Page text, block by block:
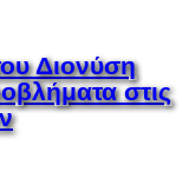
Διονύση
στις